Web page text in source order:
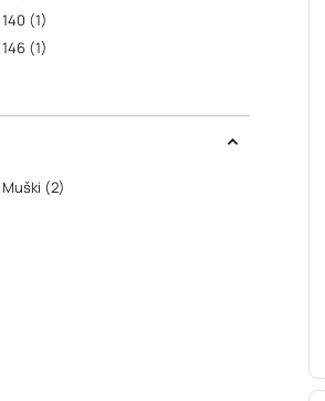
140 (1)
146 (1)
Muški (2)